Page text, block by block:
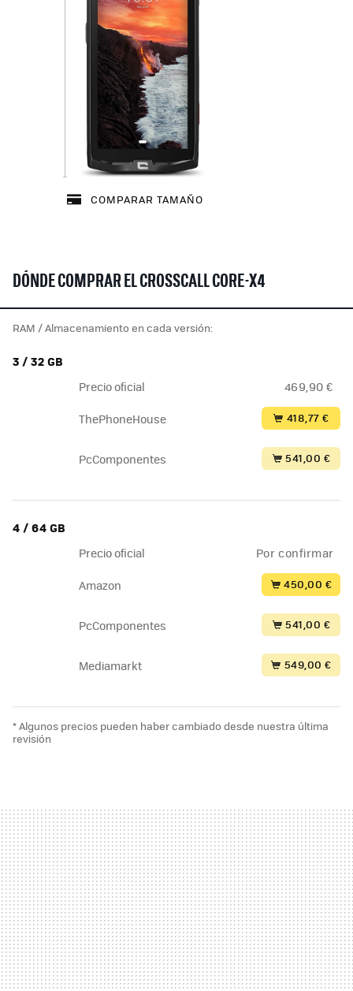
COMPARAR TAMAÑO
DÓNDE COMPRAR EL CROSSCALL CORE-X4
RAM / Almacenamiento en cada versión:
3 / 32 GB
Precio oficial 469,90 €
ThePhoneHouse 418,77 €
PcComponentes 541,00 €
4 / 64 GB
Precio oficial Por confirmar
Amazon 450,00 €
PcComponentes 541,00 €
Mediamarkt 549,00 €
* Algunos precios pueden haber cambiado desde nuestra última
revisión